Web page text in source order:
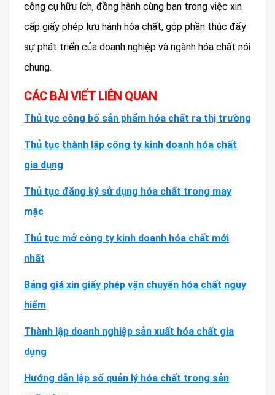
công cụ hữu ích, đồng hành cùng bạn trong việc xin
cấp giấy phép lưu hành hóa chất, góp phần thúc đẩy
sự phát triển của doanh nghiệp và ngành hóa chất nói
chung.
CÁC BÀI VIẾT LIÊN QUAN
Thủ tục công bố sản phẩm hóa chất ra thị trường
Thủ tục thành lập công ty kinh doanh hóa chất
gia dụng
Thủ tục đăng ký sử dụng hóa chất trong may
mặc
Thủ tục mở công ty kinh doanh hóa chất mới
nhất
Bảng giá xin giấy phép vận chuyển hóa chất nguy
hiểm
Thành lập doanh nghiệp sản xuất hóa chất gia
dụng
Hướng dẫn lập sổ quản lý hóa chất trong sản